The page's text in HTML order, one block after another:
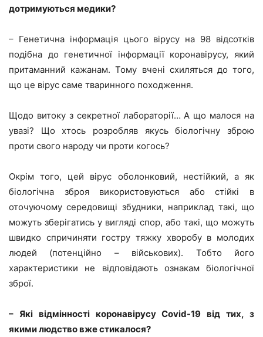
дотримуються медики?
– Генетична інформація цього вірусу на 98 відсотків
подібна до генетичної інформації коронавірусу, який
притаманний кажанам. Тому вчені схиляться до того,
що це вірус саме тваринного походження.
Щодо витоку з секретної лабораторії… А що малося на
увазі? Що хтось розробляв якусь біологічну зброю
проти свого народу чи проти когось?
Окрім того, цей вірус оболонковий, нестійкий, а як
біологічна зброя використовуються або стійкі в
оточуючому середовищі збудники, наприклад такі, що
можуть зберігатись у вигляді спор, або такі, що можуть
швидко спричиняти гостру тяжку хворобу в молодих
людей (потенційно – військових). Тобто його
характеристики не відповідають ознакам біологічної
зброї.
– Які відмінності коронавірусу Covid-19 від тих, з
якими людство вже стикалося?